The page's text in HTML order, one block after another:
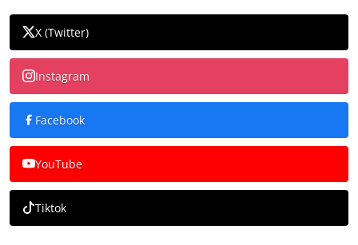
X (Twitter)
Instagram
Facebook
YouTube
Tiktok